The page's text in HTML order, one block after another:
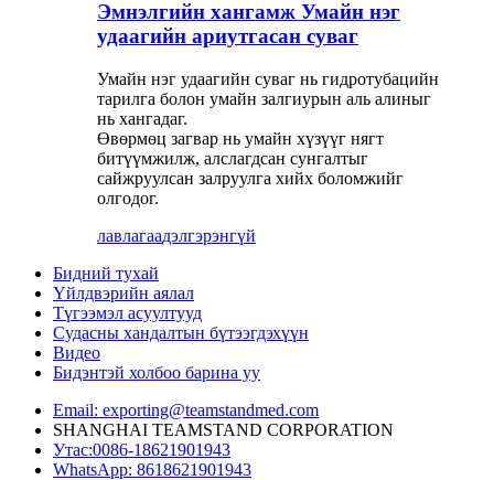
Эмнэлгийн хангамж Умайн нэг
удаагийн ариутгасан суваг
Умайн нэг удаагийн суваг нь гидротубацийн
тарилга болон умайн залгиурын аль алиныг
нь хангадаг.
Өвөрмөц загвар нь умайн хүзүүг нягт
битүүмжилж, алслагдсан сунгалтыг
сайжруулсан залруулга хийх боломжийг
олгодог.
лавлагаадэлгэрэнгүй
Бидний тухай
Үйлдвэрийн аялал
Түгээмэл асуултууд
Судасны хандалтын бүтээгдэхүүн
Видео
Бидэнтэй холбоо барина уу
Email: exporting@teamstandmed.com
SHANGHAI TEAMSTAND CORPORATION
Утас:0086-18621901943
WhatsApp: 8618621901943